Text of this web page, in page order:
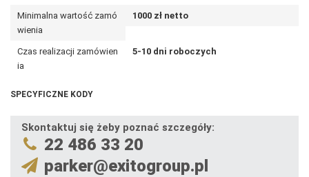
Minimalna wartość zamó
wienia
1000 zł netto
Czas realizacji zamówien
ia
5-10 dni roboczych
SPECYFICZNE KODY
Skontaktuj się żeby poznać szczegóły:
22 486 33 20
parker@exitogroup.pl